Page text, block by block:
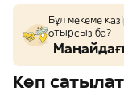
Бұл мекеме
отырсыз ба?
Көп